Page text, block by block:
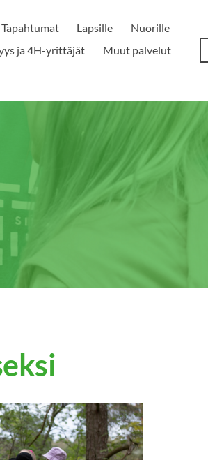
Tapahtumat Lapsille
Nuorille
ja 4H-yrittäjät
Muut palvelut